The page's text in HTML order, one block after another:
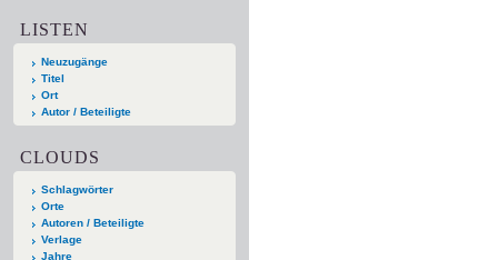
LISTEN
Neuzugänge
Titel
Ort
Autor / Beteiligte
CLOUDS
Schlagwörter
Orte
Autoren / Beteiligte
Verlage
Jahre